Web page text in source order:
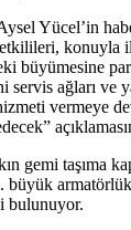
Yücel’in
konuyla
büyümesine
ağları ve
vermeye
gemi taşıma
büyük
bulunuyor.